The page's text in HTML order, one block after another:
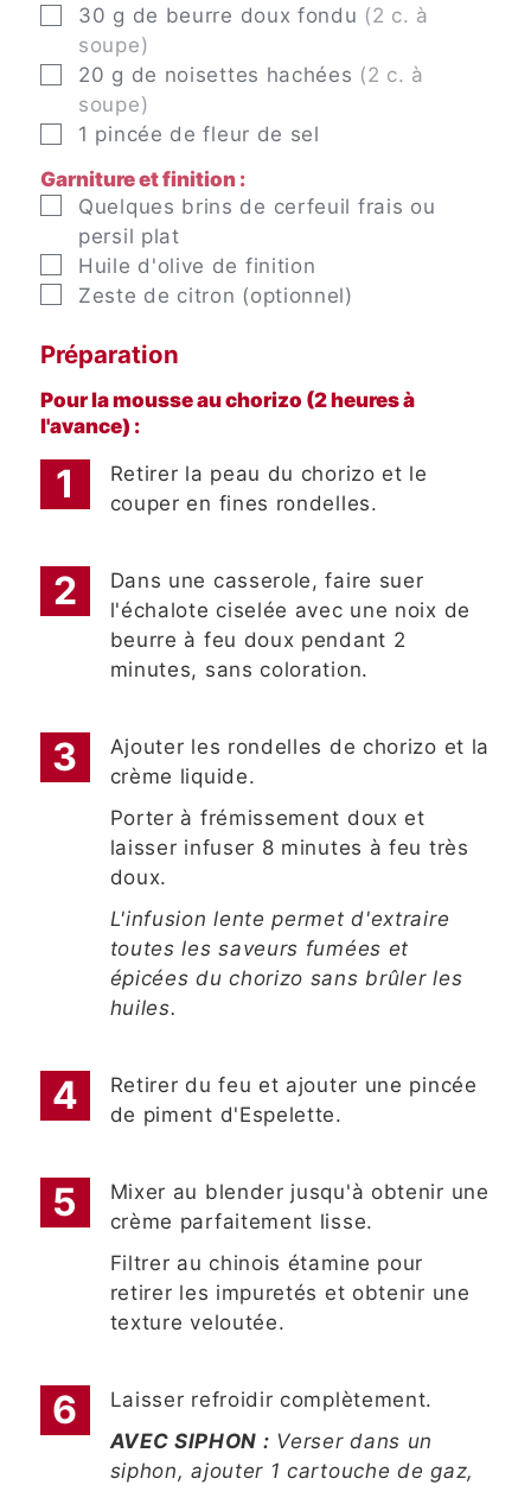
▢
30 g de beurre doux fondu (2 c. à
soupe)
▢
20 g de noisettes hachées (2 c. à
soupe)
▢
1 pincée de fleur de sel
Garniture et finition :
▢
Quelques brins de cerfeuil frais ou
persil plat
▢
Huile d'olive de finition
▢
Zeste de citron (optionnel)
Préparation
Pour la mousse au chorizo (2 heures à
l'avance) :
Retirer la peau du chorizo et le
couper en fines rondelles.
Dans une casserole, faire suer
l'échalote ciselée avec une noix de
beurre à feu doux pendant 2
minutes, sans coloration.
Ajouter les rondelles de chorizo et la
crème liquide.
Porter à frémissement doux et
laisser infuser 8 minutes à feu très
doux.
L'infusion lente permet d'extraire
toutes les saveurs fumées et
épicées du chorizo sans brûler les
huiles.
Retirer du feu et ajouter une pincée
de piment d'Espelette.
Mixer au blender jusqu'à obtenir une
crème parfaitement lisse.
Filtrer au chinois étamine pour
retirer les impuretés et obtenir une
texture veloutée.
Laisser refroidir complètement.
AVEC SIPHON : Verser dans un
siphon, ajouter 1 cartouche de gaz,